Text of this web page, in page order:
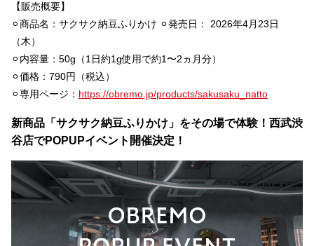
【販売概要】
⚪︎商品名：サクサク納豆ふりかけ ⚪︎発売日： 2026年4月23日
（木）
⚪︎内容量：50g（1日約1g使用で約1〜2ヵ月分）
⚪︎価格：790円（税込）
⚪︎専用ページ： https://obremo.jp/products/sakusaku_natto
新商品「サクサク納豆ふりかけ」をその場で体験！西武渋
谷店でPOPUPイベント開催決定！